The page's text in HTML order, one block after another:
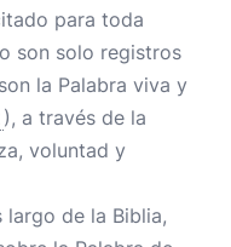
para toda
son solo registros
la Palabra viva y
), a través de la
voluntad y
largo de la Biblia,